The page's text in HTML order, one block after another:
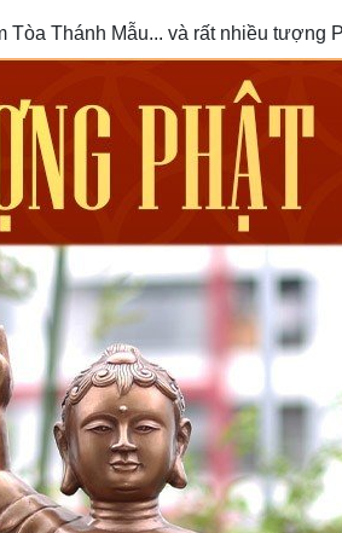
Thánh Mẫu... và rất nhiều tượng